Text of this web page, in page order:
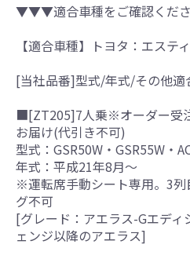
▼▼▼適合車種をご確認く
【適合車種】トヨタ：エステ
[当社品番]型式/年式/その他適
■[ZT205]7人乗※オーダー受
お届け(代引き不可)
型式：GSR50W・GSR55W・
年式：平成21年8月～
※運転席手動シート専用。3列
グ不可
[グレード：アエラス-Gエデ
ェンジ以降のアエラス]